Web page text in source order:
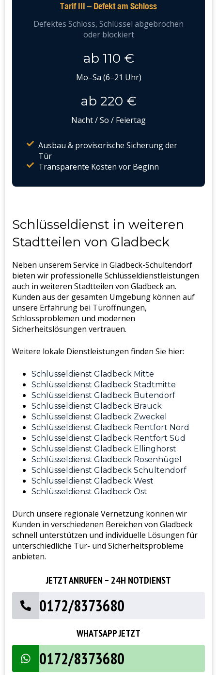
Tarif III – Defekt am Schloss
Defektes Schloss, Schlüssel abgebrochen
oder blockiert
ab 110 €
Mo–Sa (6–21 Uhr)
ab 220 €
Nacht / So / Feiertag
Ausbau & provisorische Sicherung der
Tür
Transparente Kosten vor Beginn
Schlüsseldienst in weiteren
Stadtteilen von Gladbeck
Neben unserem Service in Gladbeck-Schultendorf
bieten wir professionelle Schlüsseldienstleistungen
auch in weiteren Stadtteilen von Gladbeck an.
Kunden aus der gesamten Umgebung können auf
unsere Erfahrung bei Türöffnungen,
Schlossproblemen und modernen
Sicherheitslösungen vertrauen.
Weitere lokale Dienstleistungen finden Sie hier:
Schlüsseldienst Gladbeck Mitte
Schlüsseldienst Gladbeck Stadtmitte
Schlüsseldienst Gladbeck Butendorf
Schlüsseldienst Gladbeck Brauck
Schlüsseldienst Gladbeck Zweckel
Schlüsseldienst Gladbeck Rentfort Nord
Schlüsseldienst Gladbeck Rentfort Süd
Schlüsseldienst Gladbeck Ellinghorst
Schlüsseldienst Gladbeck Rosenhügel
Schlüsseldienst Gladbeck Schultendorf
Schlüsseldienst Gladbeck West
Schlüsseldienst Gladbeck Ost
Durch unsere regionale Vernetzung können wir
Kunden in verschiedenen Bereichen von Gladbeck
schnell unterstützen und individuelle Lösungen für
unterschiedliche Tür- und Sicherheitsprobleme
anbieten.
JETZT ANRUFEN – 24H NOTDIENST
0172/8373680
WHATSAPP JETZT
0172/8373680